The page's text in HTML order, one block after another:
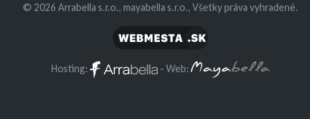
© 2026 Arrabella s.r.o., mayabella s.r.o., Všetky práva vyhradené.
Hosting: - Web: